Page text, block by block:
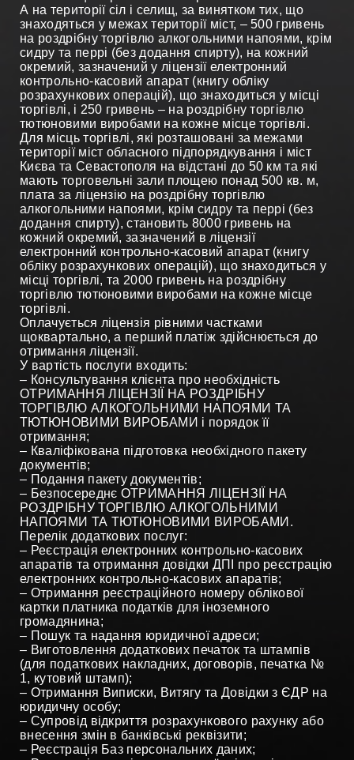
А на території сіл і селищ, за винятком тих, що
знаходяться у межах території міст, – 500 гривень
на роздрібну торгівлю алкогольними напоями, крім
сидру та перрі (без додання спирту), на кожний
окремий, зазначений у ліцензії електронний
контрольно-касовий апарат (книгу обліку
розрахункових операцій), що знаходиться у місці
торгівлі, і 250 гривень – на роздрібну торгівлю
тютюновими виробами на кожне місце торгівлі.
Для місць торгівлі, які розташовані за межами
території міст обласного підпорядкування і міст
Києва та Севастополя на відстані до 50 км та які
мають торговельні зали площею понад 500 кв. м,
плата за ліцензію на роздрібну торгівлю
алкогольними напоями, крім сидру та перрі (без
додання спирту), становить 8000 гривень на
кожний окремий, зазначений в ліцензії
електронний контрольно-касовий апарат (книгу
обліку розрахункових операцій), що знаходиться у
місці торгівлі, та 2000 гривень на роздрібну
торгівлю тютюновими виробами на кожне місце
торгівлі.
Оплачується ліцензія рівними частками
щоквартально, а перший платіж здійснюється до
отримання ліцензії.
У вартість послуги входить:
– Консультування клієнта про необхідність
ОТРИМАННЯ ЛІЦЕНЗІЇ НА РОЗДРІБНУ
ТОРГІВЛЮ АЛКОГОЛЬНИМИ НАПОЯМИ ТА
ТЮТЮНОВИМИ ВИРОБАМИ і порядок її
отримання;
– Кваліфікована підготовка необхідного пакету
документів;
– Подання пакету документів;
– Безпосереднє ОТРИМАННЯ ЛІЦЕНЗІЇ НА
РОЗДРІБНУ ТОРГІВЛЮ АЛКОГОЛЬНИМИ
НАПОЯМИ ТА ТЮТЮНОВИМИ ВИРОБАМИ.
Перелік додаткових послуг:
– Реєстрація електронних контрольно-касових
апаратів та отримання довідки ДПІ про реєстрацію
електронних контрольно-касових апаратів;
– Отримання реєстраційного номеру облікової
картки платника податків для іноземного
громадянина;
– Пошук та надання юридичної адреси;
– Виготовлення додаткових печаток та штампів
(для податкових накладних, договорів, печатка №
1, кутовий штамп);
– Отримання Виписки, Витягу та Довідки з ЄДР на
юридичну особу;
– Супровід відкриття розрахункового рахунку або
внесення змін в банківські реквізити;
– Реєстрація Баз персональних даних;